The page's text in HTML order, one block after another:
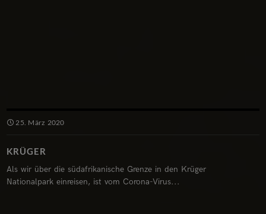
25. März 2020
KRÜGER
Als wir über die südafrikanische Grenze in den Krüger
Nationalpark einreisen, ist vom Corona-Virus...